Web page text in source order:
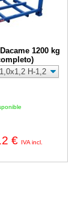
1200 kg
€ IVA incl.